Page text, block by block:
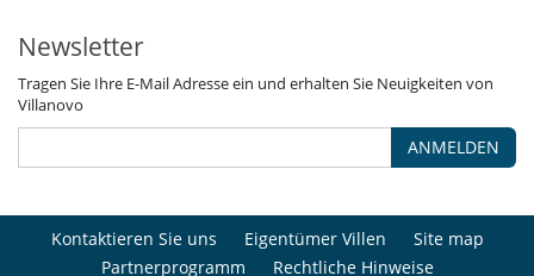
Newsletter
Tragen Sie Ihre E-Mail Adresse ein und erhalten Sie Neuigkeiten von
Villanovo
ANMELDEN
Kontaktieren Sie uns Eigentümer Villen
Site map
Partnerprogramm
Rechtliche Hinweise